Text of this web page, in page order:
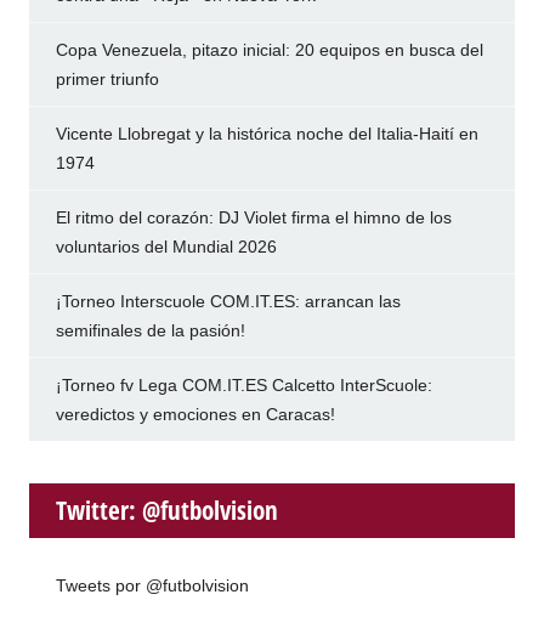
Copa Venezuela, pitazo inicial: 20 equipos en busca del
primer triunfo
Vicente Llobregat y la histórica noche del Italia-Haití en
1974
El ritmo del corazón: DJ Violet firma el himno de los
voluntarios del Mundial 2026
¡Torneo Interscuole COM.IT.ES: arrancan las
semifinales de la pasión!
¡Torneo fv Lega COM.IT.ES Calcetto InterScuole:
veredictos y emociones en Caracas!
Twitter: @futbolvision
Tweets por @futbolvision